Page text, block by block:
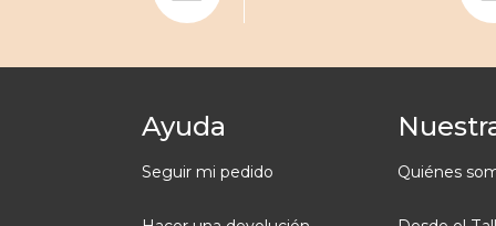
Ayuda
Seguir mi pedido Quiénes